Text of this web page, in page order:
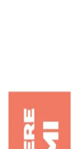
farklı cilt
tüy giderici
Cilt
Ürünü
C
ve yaşlanma
koruma